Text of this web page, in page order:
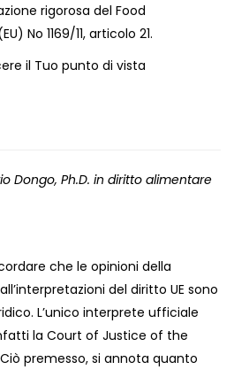
rigorosa del Food
No 1169/11, articolo 21.
il Tuo punto di vista
Dongo, Ph.D. in diritto alimentare
che le opinioni della
del diritto UE sono
L’unico interprete ufficiale
la Court of Justice of the
premesso, si annota quanto